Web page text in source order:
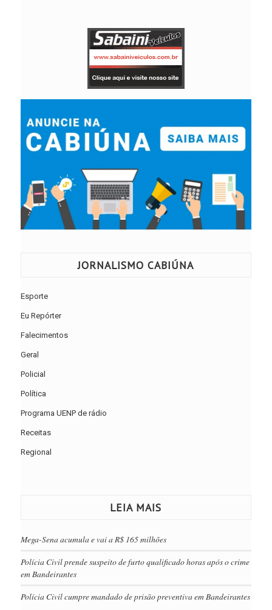
JORNALISMO CABIÚNA
Esporte
Eu Repórter
Falecimentos
Geral
Policial
Política
Programa UENP de rádio
Receitas
Regional
LEIA MAIS
Mega-Sena acumula e vai a R$ 165 milhões
Polícia Civil prende suspeito de furto qualificado horas após o crime
em Bandeirantes
Polícia Civil cumpre mandado de prisão preventiva em Bandeirantes